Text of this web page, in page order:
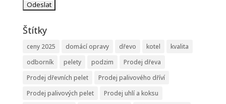
Štítky
ceny 2025 domácí opravy dřevo kotel
kvalita
odborník
pelety podzim
Prodej dřeva
Prodej dřevních pelet
Prodej palivového dříví
Prodej palivových pelet
Prodej uhlí a koksu